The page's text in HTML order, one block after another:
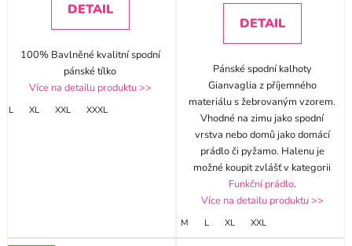
DETAIL
100% Bavlněné kvalitní spodní
pánské tílko
Více na detailu produktu >>
L XL XXL XXXL
DETAIL
Pánské spodní kalhoty
Gianvaglia z příjemného
materiálu s žebrovaným vzorem.
Vhodné na zimu jako spodní
vrstva nebo domů jako domácí
prádlo či pyžamo. Halenu je
možné koupit zvlášť v kategorii
Funkční prádlo.
Více na detailu produktu >>
M L XL XXL